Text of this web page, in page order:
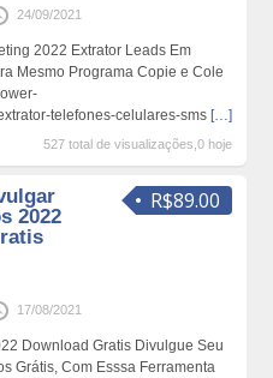
24/09/2021
2022 Extrator Leads Em
Mesmo Programa Copie e Cole
telefones-celulares-sms […]
527 total de visualizações,0 hoje
R$89.00
2022
17/08/2021
Download Gratis Divulgue Seu
Grátis, Com Esssa Ferramenta